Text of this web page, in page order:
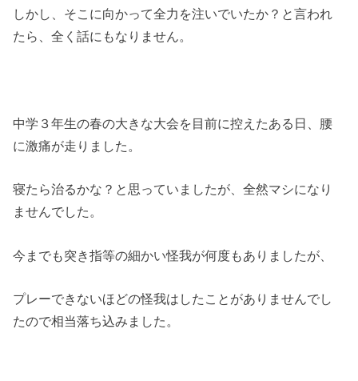
しかし、そこに向かって全力を注いでいたか？と言われ
たら、全く話にもなりません。
中学３年生の春の大きな大会を目前に控えたある日、腰
に激痛が走りました。
寝たら治るかな？と思っていましたが、全然マシになり
ませんでした。
今までも突き指等の細かい怪我が何度もありましたが、
プレーできないほどの怪我はしたことがありませんでし
たので相当落ち込みました。